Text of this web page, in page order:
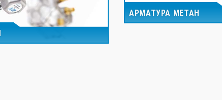
АРМАТУРА МЕТАН